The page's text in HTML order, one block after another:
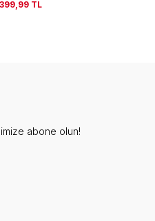
399,99 TL
abone olun!